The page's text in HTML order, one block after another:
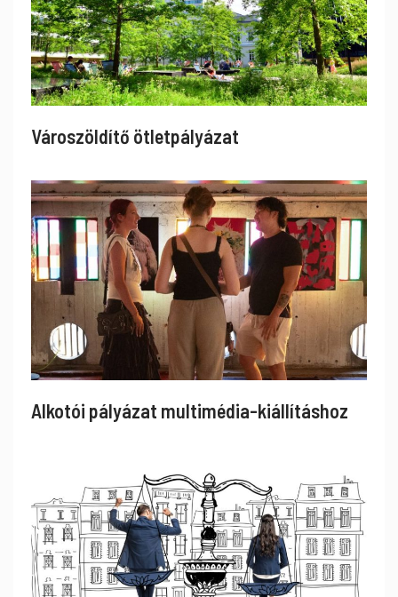
Városzöldítő ötletpályázat
Alkotói pályázat multimédia-kiállításhoz